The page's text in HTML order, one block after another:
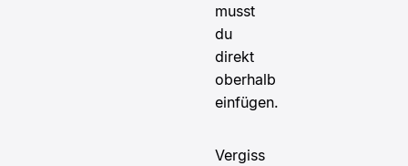
musst
du
direkt
oberhalb
einfügen.
Vergiss